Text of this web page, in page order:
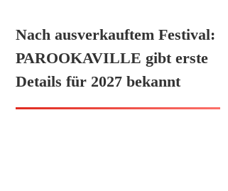
Nach ausverkauftem Festival:
PAROOKAVILLE gibt erste
Details für 2027 bekannt